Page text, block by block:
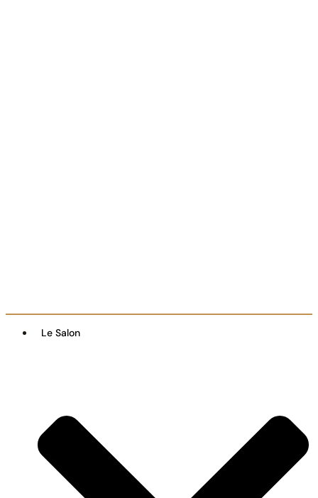
Le Salon